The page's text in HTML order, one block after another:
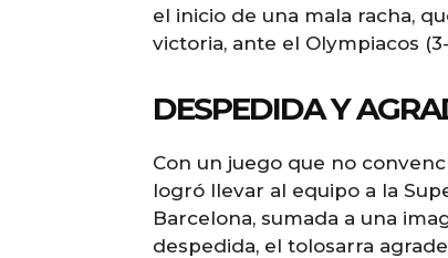
el inicio de una mala racha,
victoria, ante el Olympiacos
DESPEDIDA Y
Con un juego que no
logró llevar al equipo a la
Barcelona, sumada a una
despedida, el tolosarra